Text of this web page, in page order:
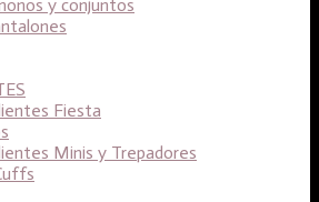
y conjuntos
Fiesta
Minis y Trepadores